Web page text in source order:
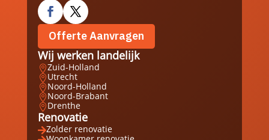
Offerte Aanvragen
Wij werken landelijk
Zuid-Holland
Utrecht
Noord-Holland
Noord-Brabant
Drenthe
Renovatie
Zolder renovatie